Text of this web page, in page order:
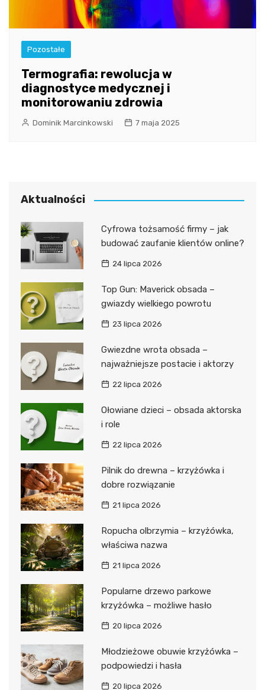
Pozostałe
Termografia: rewolucja w
diagnostyce medycznej i
monitorowaniu zdrowia
Dominik Marcinkowski 7 maja 2025
Aktualności
Cyfrowa tożsamość firmy – jak
budować zaufanie klientów online?
24 lipca 2026
Top Gun: Maverick obsada –
gwiazdy wielkiego powrotu
23 lipca 2026
Gwiezdne wrota obsada –
najważniejsze postacie i aktorzy
22 lipca 2026
Ołowiane dzieci – obsada aktorska
i role
22 lipca 2026
Pilnik do drewna – krzyżówka i
dobre rozwiązanie
21 lipca 2026
Ropucha olbrzymia – krzyżówka,
właściwa nazwa
21 lipca 2026
Popularne drzewo parkowe
krzyżówka – możliwe hasło
20 lipca 2026
Młodzieżowe obuwie krzyżówka –
podpowiedzi i hasła
20 lipca 2026